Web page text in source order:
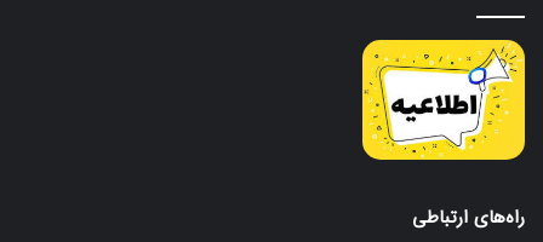
راه‌های ارتباطی